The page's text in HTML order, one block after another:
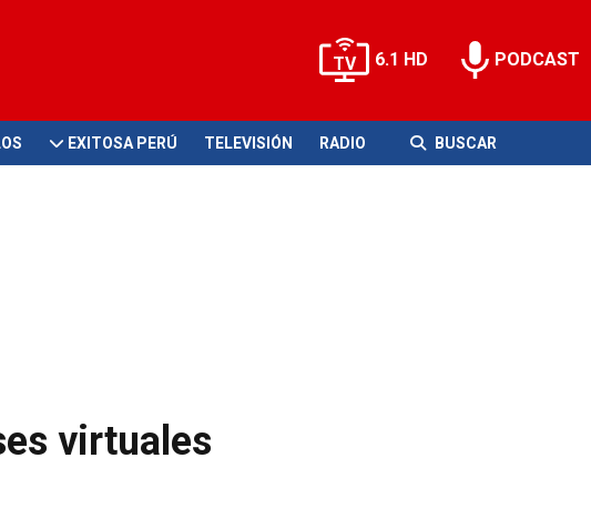
6.1 HD PODCAST
EXITOSA PERÚ TELEVISIÓN RADIO BUSCAR
virtuales